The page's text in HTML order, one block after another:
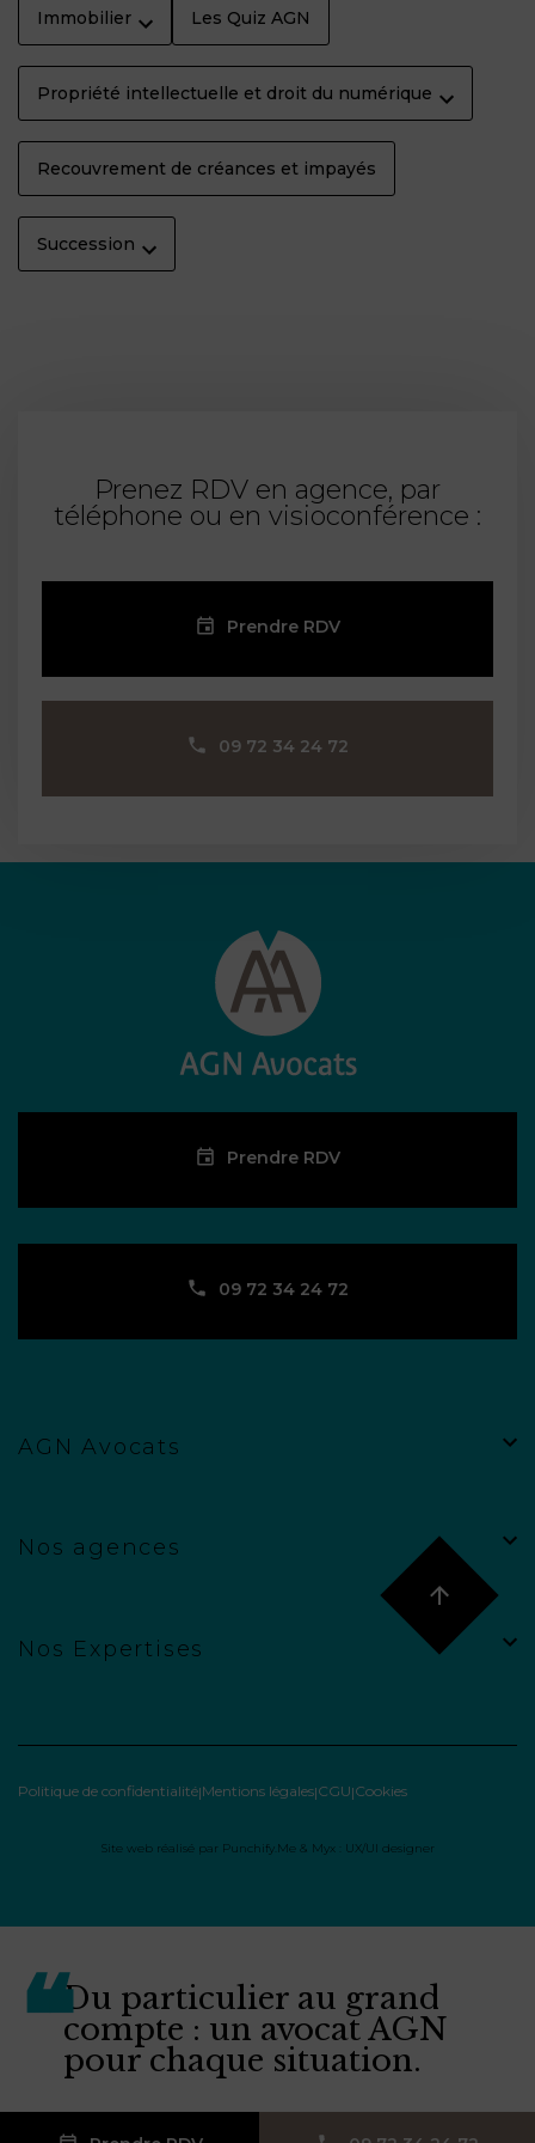
Immobilier Les Quiz AGN
Propriété intellectuelle et droit du numérique
Recouvrement de créances et impayés
Succession
Prenez RDV en agence, par
téléphone ou en visioconférence :
Prendre RDV
09 72 34 24 72
Prendre RDV
09 72 34 24 72
AGN Avocats
Nos agences
Nos Expertises
Politique de confidentialité Mentions légales CGU Cookies
Site web réalisé par Punchify.Me & Myx : UX/UI designer
Du particulier au grand
compte : un avocat AGN
pour chaque situation.